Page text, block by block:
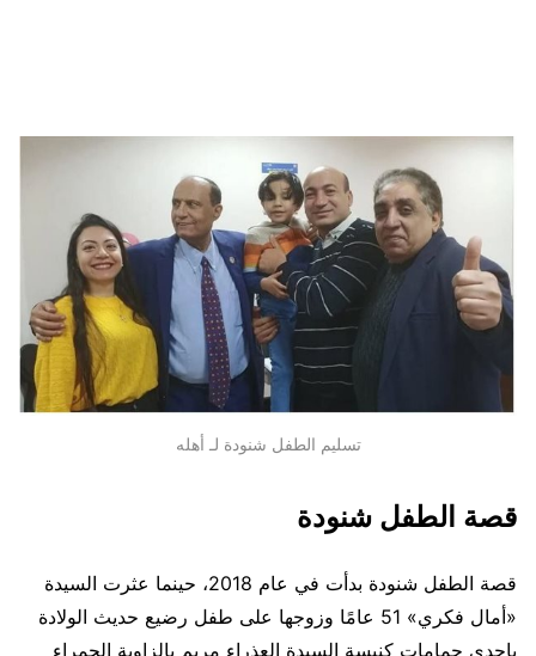
تسليم الطفل شنودة لـ أهله
قصة الطفل شنودة
قصة الطفل شنودة بدأت في عام 2018، حينما عثرت السيدة
«أمال فكري» 51 عامًا وزوجها على طفل رضيع حديث الولادة
بإحدى حمامات كنيسة السيدة العذراء مريم بالزاوية الحمراء